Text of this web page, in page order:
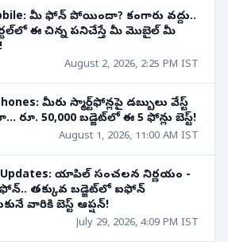
మీ ఫోన్ పోయిందా? కంగారు వద్దు..
ఈ చిన్న పనిచేస్తే మీ మొబైల్ మీ
August 2, 2026, 2:25 PM IST
మీరు స్మార్ట్‌ఫోన్లపై డబ్బులు వేస్ట్
రూ. 50,000 బడ్జెట్‌లో ఈ 5 ఫోన్లు బెస్ట్!
August 1, 2026, 11:00 AM IST
Updates: యాపిల్ సంచలన నిర్ణయం -
తక్కువ బడ్జెట్‌లో ఐఫోన్
వారికి బెస్ట్ ఆప్షన్!
July 29, 2026, 4:09 PM IST